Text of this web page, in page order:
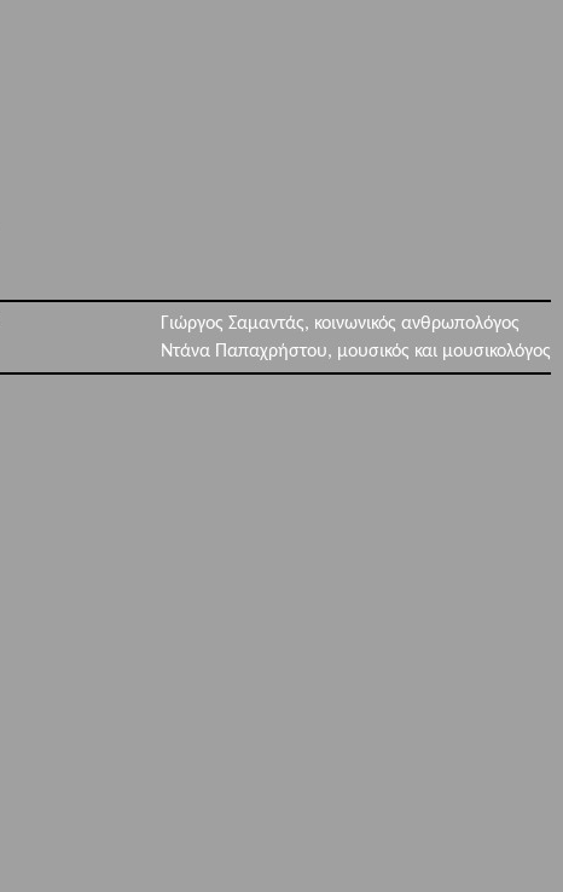
Γιώργος Σαμαντάς, κοινωνικός ανθρωπολόγος
Ντάνα Παπαχρήστου, μουσικός και μουσικολόγος